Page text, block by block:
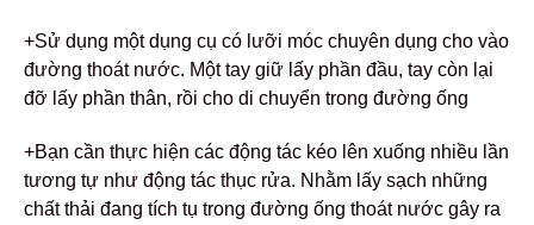
+Sử dụng một dụng cụ có lưỡi móc chuyên dụng cho vào
đường thoát nước. Một tay giữ lấy phần đầu, tay còn lại
đỡ lấy phần thân, rồi cho di chuyển trong đường ống
+Bạn cần thực hiện các động tác kéo lên xuống nhiều lần
tương tự như động tác thục rửa. Nhằm lấy sạch những
chất thải đang tích tụ trong đường ống thoát nước gây ra